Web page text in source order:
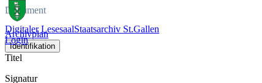
Digitaler LesesaalStaatsarchiv St.Gallen
Login
Dokument
Archivplan
Identifikation
Titel
Signatur